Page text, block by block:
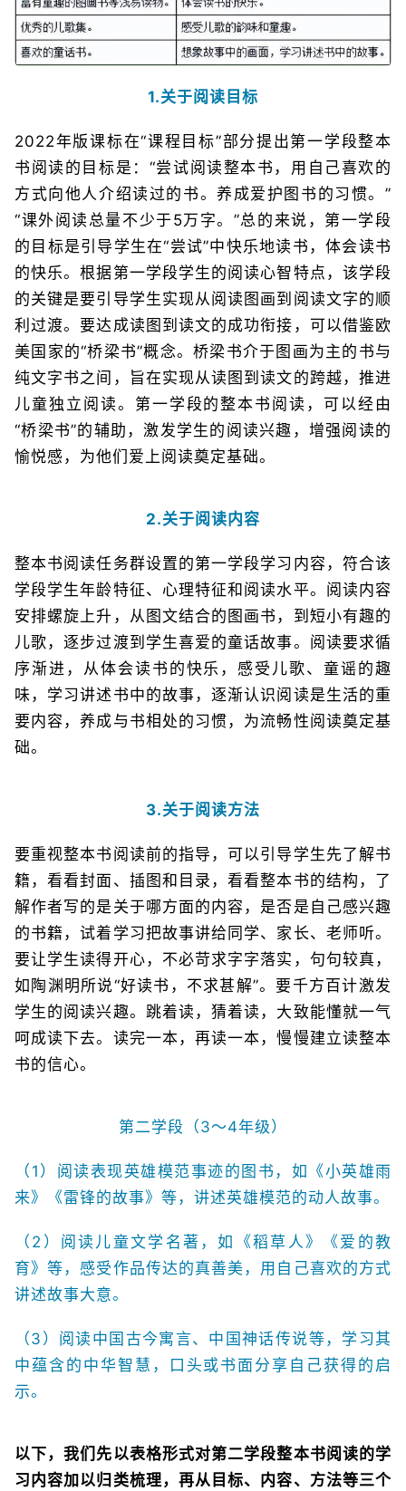
1.关于阅读目标
2022年版课标在“课程目标”部分提出第一学段整本
书阅读的目标是：“尝试阅读整本书，用自己喜欢的
方式向他人介绍读过的书。养成爱护图书的习惯。”
“课外阅读总量不少于5万字。”总的来说，第一学段
的目标是引导学生在“尝试”中快乐地读书，体会读书
的快乐。根据第一学段学生的阅读心智特点，该学段
的关键是要引导学生实现从阅读图画到阅读文字的顺
利过渡。要达成读图到读文的成功衔接，可以借鉴欧
美国家的“桥梁书”概念。桥梁书介于图画为主的书与
纯文字书之间，旨在实现从读图到读文的跨越，推进
儿童独立阅读。第一学段的整本书阅读，可以经由
“桥梁书”的辅助，激发学生的阅读兴趣，增强阅读的
愉悦感，为他们爱上阅读奠定基础。
2.关于阅读内容
整本书阅读任务群设置的第一学段学习内容，符合该
学段学生年龄特征、心理特征和阅读水平。阅读内容
安排螺旋上升，从图文结合的图画书，到短小有趣的
儿歌，逐步过渡到学生喜爱的童话故事。阅读要求循
序渐进，从体会读书的快乐，感受儿歌、童谣的趣
味，学习讲述书中的故事，逐渐认识阅读是生活的重
要内容，养成与书相处的习惯，为流畅性阅读奠定基
础。
3.关于阅读方法
要重视整本书阅读前的指导，可以引导学生先了解书
籍，看看封面、插图和目录，看看整本书的结构，了
解作者写的是关于哪方面的内容，是否是自己感兴趣
的书籍，试着学习把故事讲给同学、家长、老师听。
要让学生读得开心，不必苛求字字落实，句句较真，
如陶渊明所说“好读书，不求甚解”。要千方百计激发
学生的阅读兴趣。跳着读，猜着读，大致能懂就一气
呵成读下去。读完一本，再读一本，慢慢建立读整本
书的信心。
第二学段（3～4年级）
（1）阅读表现英雄模范事迹的图书，如《小英雄雨
来》《雷锋的故事》等，讲述英雄模范的动人故事。
（2）阅读儿童文学名著，如《稻草人》《爱的教
育》等，感受作品传达的真善美，用自己喜欢的方式
讲述故事大意。
（3）阅读中国古今寓言、中国神话传说等，学习其
中蕴含的中华智慧，口头或书面分享自己获得的启
示。
以下，我们先以表格形式对第二学段整本书阅读的学
习内容加以归类梳理，再从目标、内容、方法等三个